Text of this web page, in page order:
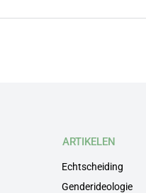
ARTIKELEN
Echtscheiding
Genderideologie